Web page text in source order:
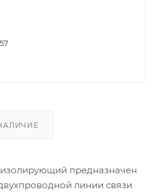
изолирующий предназначен
линии связи